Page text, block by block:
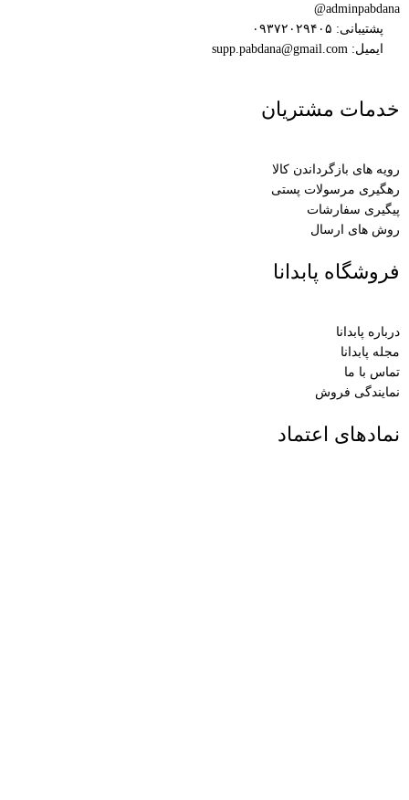
adminpabdana@
پشتیبانی: ۰۹۳۷۲۰۲۹۴۰۵
ایمیل: supp.pabdana@gmail.com
خدمات مشتریان
رویه های بازگرداندن کالا
رهگیری مرسولات پستی
پیگیری سفارشات
روش های ارسال
فروشگاه پابدانا
درباره پابدانا
مجله پابدانا
تماس با ما
نمایندگی فروش
نمادهای اعتماد